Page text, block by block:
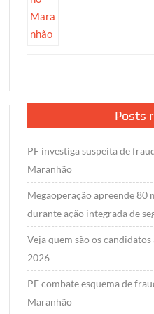
Posts
PF investiga suspeita de
Maranhão
Megaoperação apreende 80
durante ação integrada de
Veja quem são os
2026
PF combate esquema de
Maranhão